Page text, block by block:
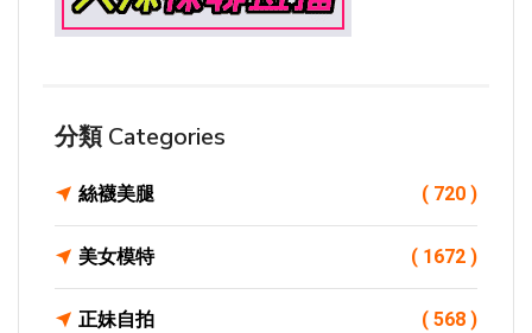
分類 Categories
絲襪美腿 ( 720 )
美女模特 ( 1672 )
正妹自拍 ( 568 )